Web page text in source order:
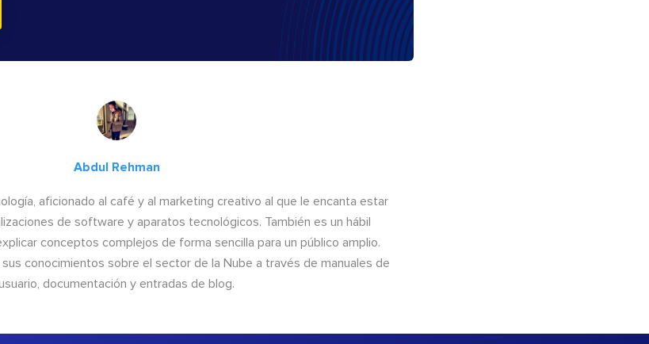
Abdul Rehman
aficionado al café y al marketing creativo al que le encanta estar
de software y aparatos tecnológicos. También es un hábil
conceptos complejos de forma sencilla para un público amplio.
conocimientos sobre el sector de la Nube a través de manuales de
documentación y entradas de blog.